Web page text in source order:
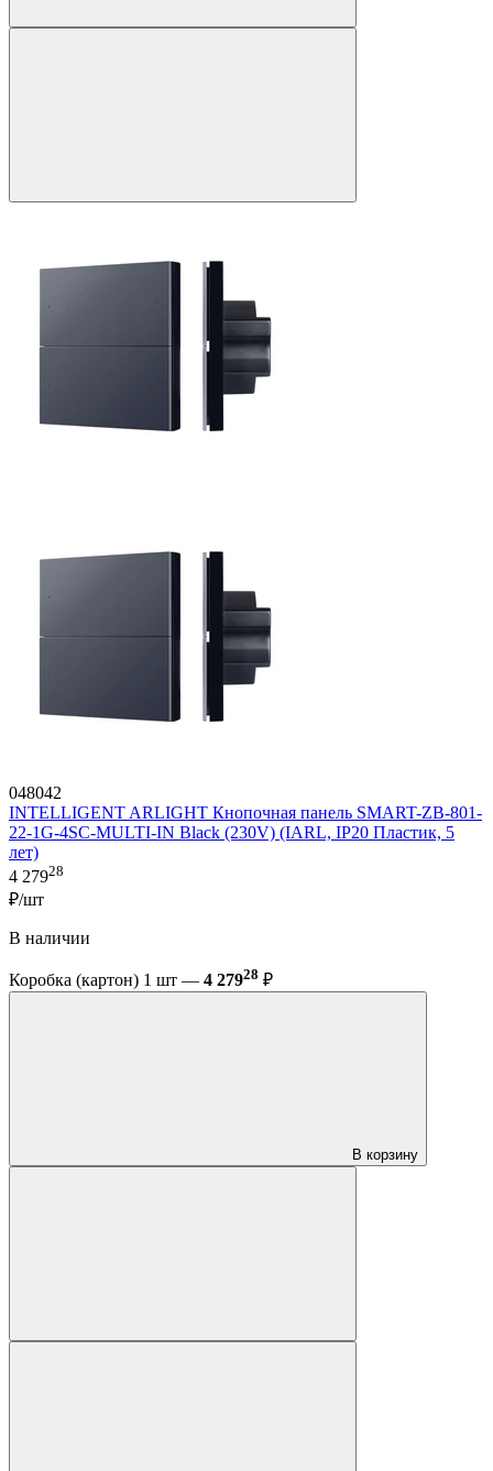
048042
INTELLIGENT ARLIGHT Кнопочная панель SMART-ZB-801-
22-1G-4SC-MULTI-IN Black (230V) (IARL, IP20 Пластик, 5
лет)
4 27928
₽/шт
В наличии
Коробка (картон) 1 шт — 4 27928 ₽
В корзину